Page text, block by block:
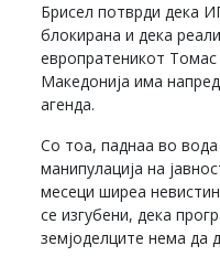
Брисел потврди дека
блокирана и дека
европратеникот Томас
Македонија има
агенда.
Со тоа, паднаа во
манипулација на
месеци ширеа
се изгубени, дека
земјоделците нема да